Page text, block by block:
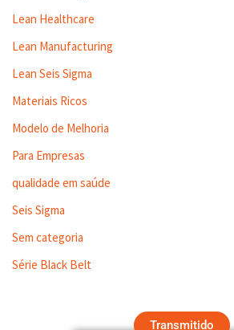
Lean Healthcare
Lean Manufacturing
Lean Seis Sigma
Materiais Ricos
Modelo de Melhoria
Para Empresas
qualidade em saúde
Seis Sigma
Sem categoria
Série Black Belt
Transmitido